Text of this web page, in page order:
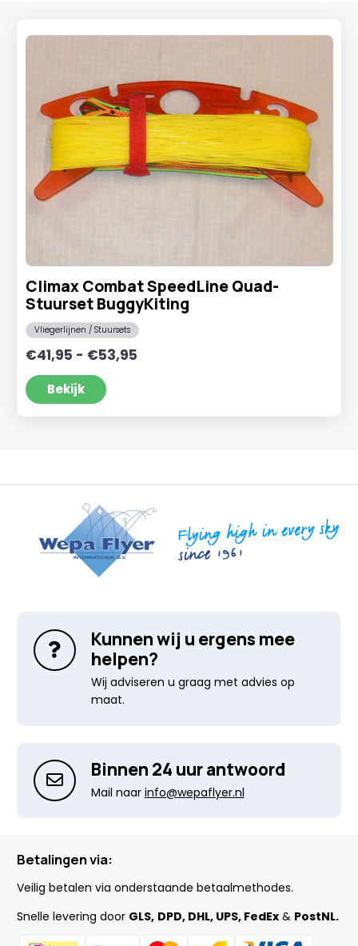
Climax Combat SpeedLine Quad-
Stuurset BuggyKiting
Vliegerlijnen / Stuursets
€41,95 - €53,95Prijsklasse:
Bekijk
Kunnen wij u ergens mee
helpen?
Wij adviseren u graag met advies op
maat.
Binnen 24 uur antwoord
Mail naar info@wepaflyer.nl
Betalingen via:
Veilig betalen via onderstaande betaalmethodes.
Snelle levering door GLS, DPD, DHL, UPS, FedEx & PostNL.